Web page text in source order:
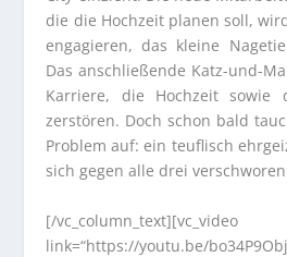
die die Hochzeit planen soll,
engagieren, das kleine
Das anschließende Katz-und-
Karriere, die Hochzeit sowie
zerstören. Doch schon bald
Problem auf: ein teuflisch
sich gegen alle drei
[/vc_column_text][vc_video
link=“https://youtu.be/